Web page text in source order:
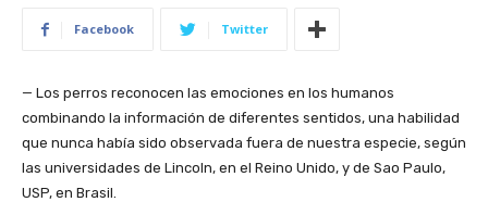
Facebook Twitter
— Los perros reconocen las emociones en los humanos
combinando la información de diferentes sentidos, una habilidad
que nunca había sido observada fuera de nuestra especie, según
las universidades de Lincoln, en el Reino Unido, y de Sao Paulo,
USP, en Brasil.